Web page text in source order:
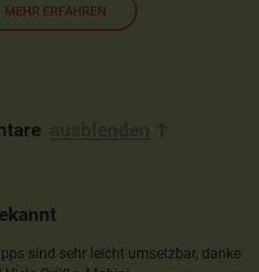
MEHR ERFAHREN
sind sehr leicht umsetzbar, danke